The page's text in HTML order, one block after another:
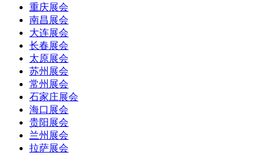
重庆展会
南昌展会
大连展会
长春展会
太原展会
苏州展会
常州展会
石家庄展会
海口展会
贵阳展会
兰州展会
拉萨展会